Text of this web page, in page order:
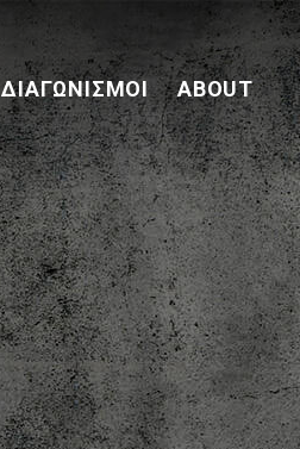
ΔΙΑΓΩΝΙΣΜΟΊ ABOUT